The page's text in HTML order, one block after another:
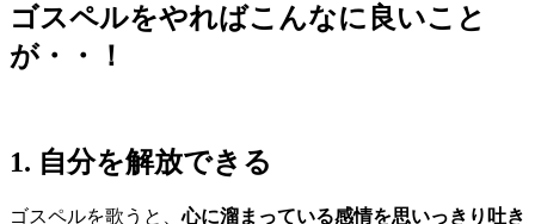
ゴスペルをやればこんなに良いこと
が・・！
1. 自分を解放できる
ゴスペルを歌うと、心に溜まっている感情を思いっきり吐き